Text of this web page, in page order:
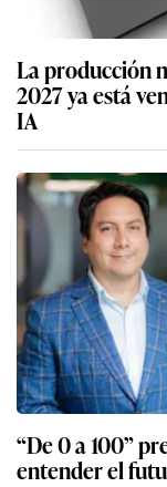
La producción
2027 ya está
IA
“De 0 a 100”
entender el